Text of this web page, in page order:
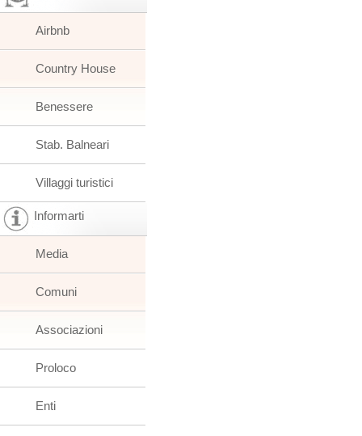
Airbnb
Country House
Benessere
Stab. Balneari
Villaggi turistici
Informarti
Media
Comuni
Associazioni
Proloco
Enti